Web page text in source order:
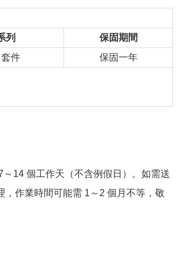
列
保固期間
件
保固一年
～14 個工作天（不含例假日）。如需送
，作業時間可能需 1～2 個月不等，敬